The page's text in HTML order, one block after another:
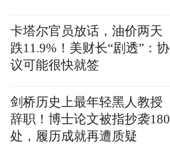
卡塔尔官员放话，油价两天
跌11.9%！美财长“剧透”：协
议可能很快就签
剑桥历史上最年轻黑人教授
辞职！博士论文被指抄袭180
处，履历成就再遭质疑